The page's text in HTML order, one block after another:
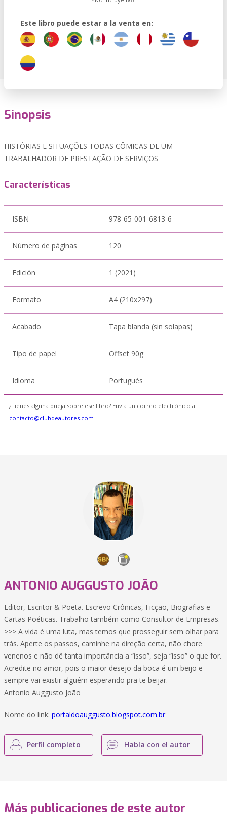
Este libro puede estar a la venta en:
Sinopsis
HISTÓRIAS E SITUAÇÕES TODAS CÔMICAS DE UM
TRABALHADOR DE PRESTAÇÃO DE SERVIÇOS
Características
ISBN 978-65-001-6813-6
Número de páginas 120
Edición 1 (2021)
Formato A4 (210x297)
Acabado Tapa blanda (sin solapas)
Tipo de papel Offset 90g
Idioma Portugués
¿Tienes alguna queja sobre ese libro? Envía un correo electrónico a
contacto@clubdeautores.com
ANTONIO AUGGUSTO JOÃO
Editor, Escritor & Poeta. Escrevo Crônicas, Ficção, Biografias e
Cartas Poéticas. Trabalho também como Consultor de Empresas.
>>> A vida é uma luta, mas temos que prosseguir sem olhar para
trás. Aperte os passos, caminhe na direção certa, não chore
venenos e não dê tanta importância a “isso”, seja “isso” o que for.
Acredite no amor, pois o maior desejo da boca é um beijo e
sempre vai existir alguém esperando pra te beijar.
Antonio Auggusto João
Nome do link: portaldoauggusto.blogspot.com.br
Perfil completo Habla con el autor
Más publicaciones de este autor